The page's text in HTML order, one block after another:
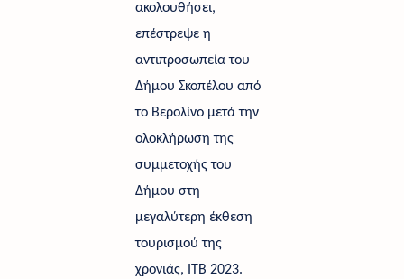
ακολουθήσει,
επέστρεψε η
αντιπροσωπεία του
Δήμου Σκοπέλου από
το Βερολίνο μετά την
ολοκλήρωση της
συμμετοχής του
Δήμου στη
μεγαλύτερη έκθεση
τουρισμού της
χρονιάς, ITB 2023.